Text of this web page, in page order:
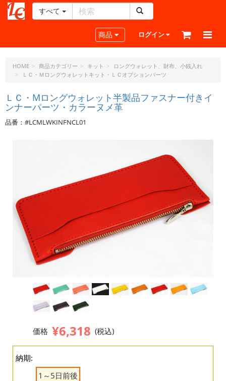
ー
ラ
フ
ド
ッ
ト・
すべて
Toggle navigation
商品 ログイン
HOME 商品カテゴリー キット
ロングウォレット、財布、小銭入れ
ＬＣ・Ｍロングウォレットキット・ＬＣオプションパーツ
ＬＣ・Mロングウォレット半製品ファスナー付きイ
ンナーパーツ・カラーヌメ革
品番：#LCMLWKINFNCL01
価格 ¥6,318 (税込)
納期:
1～5日前後